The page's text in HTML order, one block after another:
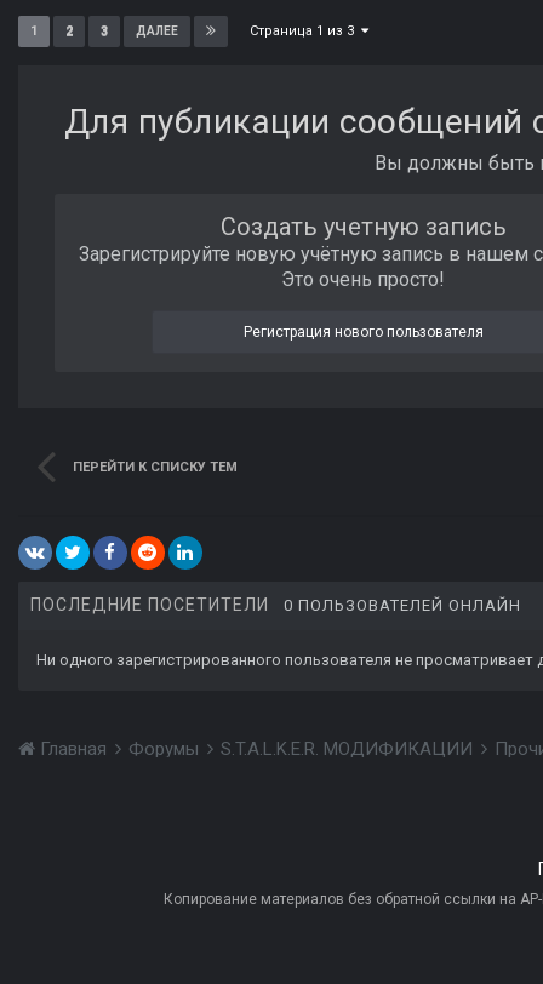
1 2 3 ДАЛЕЕ Страница 1 из 3
Для публикации сообщений
Вы должны быть
Создать учетную запись
Зарегистрируйте новую учётную запись в нашем
Это очень просто!
Регистрация нового пользователя
ПЕРЕЙТИ К СПИСКУ ТЕМ
ПОСЛЕДНИЕ ПОСЕТИТЕЛИ 0 ПОЛЬЗОВАТЕЛЕЙ ОНЛАЙН
Ни одного зарегистрированного пользователя не просматривает
Главная Форумы S.T.A.L.K.E.R. МОДИФИКАЦИИ
Копирование материалов без обратной ссылки на